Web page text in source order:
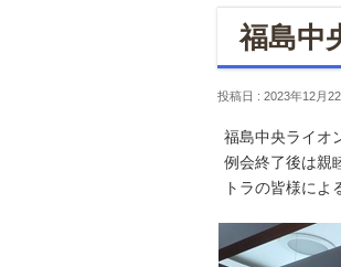
福島中
投稿日 : 2023年12月22
福島中央ライオ
例会終了後は親
トラの皆様によ